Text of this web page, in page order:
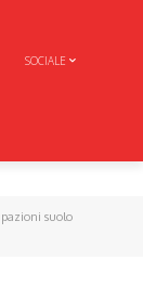
SOCIALE
suolo